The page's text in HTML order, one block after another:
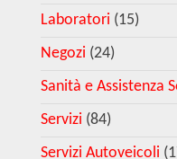
Laboratori (15)
Negozi (24)
Sanità e Assistenza
Servizi (84)
Servizi Autoveicoli